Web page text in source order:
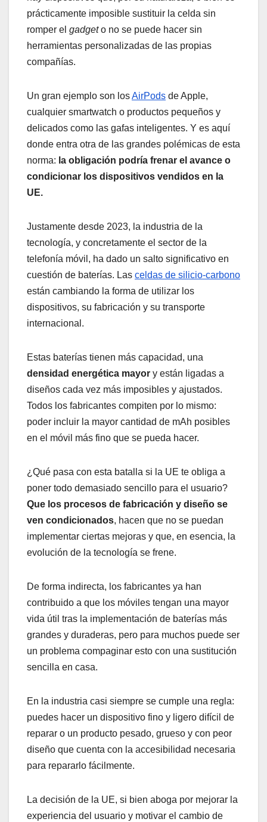
prácticamente imposible sustituir la celda sin
romper el gadgeto no se puede hacer sin
herramientas personalizadas de las propias
compañías.
Un gran ejemplo son losAirPods de Apple,
cualquier smartwatch o productos pequeños y
delicados como las gafas inteligentes. Y es aquí
donde entra otra de las grandes polémicas de esta
norma: la obligación podría frenar el avance o
condicionar los dispositivos vendidos en la
UE.
Justamente desde 2023, la industria de la
tecnología, y concretamente el sector de la
telefonía móvil, ha dado un salto significativo en
cuestión de baterías. Las celdas de silicio-carbono
están cambiando la forma de utilizar los
dispositivos, su fabricación y su transporte
internacional.
Estas baterías tienen más capacidad, una
densidad energética mayor y están ligadas a
diseños cada vez más imposibles y ajustados.
Todos los fabricantes compiten por lo mismo:
poder incluir la mayor cantidad de mAh posibles
en el móvil más fino que se pueda hacer.
¿Qué pasa con esta batalla si la UE te obliga a
poner todo demasiado sencillo para el usuario?
Que los procesos de fabricación y diseño se
ven condicionados, hacen que no se puedan
implementar ciertas mejoras y que, en esencia, la
evolución de la tecnología se frene.
De forma indirecta, los fabricantes ya han
contribuido a que los móviles tengan una mayor
vida útil tras la implementación de baterías más
grandes y duraderas, pero para muchos puede ser
un problema compaginar esto con una sustitución
sencilla en casa.
En la industria casi siempre se cumple una regla:
puedes hacer un dispositivo fino y ligero difícil de
reparar o un producto pesado, grueso y con peor
diseño que cuenta con la accesibilidad necesaria
para repararlo fácilmente.
La decisión de la UE, si bien aboga por mejorar la
experiencia del usuario y motivar el cambio de